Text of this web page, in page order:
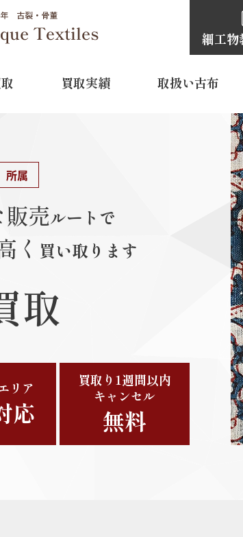
細工物
古布・
営業時間
買取実績 取扱い古布
期 裾模様
ッパ更紗 藍染
所属
売ルートで
く 買い取ります
取
リア
応
買取り1週間以内
キャンセル
無料